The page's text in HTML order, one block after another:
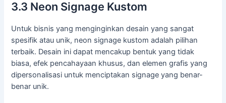
3.3 Neon Signage Kustom
Untuk bisnis yang menginginkan desain yang sangat
spesifik atau unik, neon signage kustom adalah pilihan
terbaik. Desain ini dapat mencakup bentuk yang tidak
biasa, efek pencahayaan khusus, dan elemen grafis yang
dipersonalisasi untuk menciptakan signage yang benar-
benar unik.